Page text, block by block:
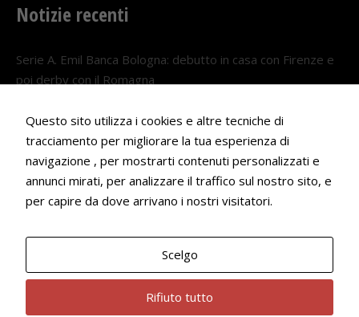
Notizie recenti
Serie A. Emil Banca Bologna: debutto in casa con Firenze e
poi derby con il Romagna
Serie A. Il Bologna nel girone veneto
29 LUGLIO 2026
Francesco Andrei convocato al Camp estivo della nazionale
22 LUGLIO 2026
Questo sito utilizza i cookies e altre tecniche di
tracciamento per migliorare la tua esperienza di
navigazione , per mostrarti contenuti personalizzati e
annunci mirati, per analizzare il traffico sul nostro sito, e
per capire da dove arrivano i nostri visitatori.
Scelgo
Rifiuto tutto